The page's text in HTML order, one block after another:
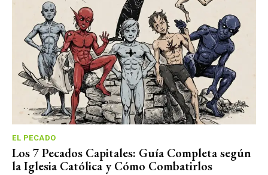
EL PECADO
Los 7 Pecados Capitales: Guía Completa según
la Iglesia Católica y Cómo Combatirlos